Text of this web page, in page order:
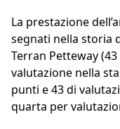
La prestazione
segnati nella storia
Terran Petteway
valutazione nella
punti e 43 di
quarta per